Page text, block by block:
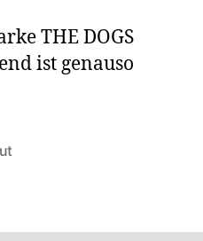
THE DOGS
ist genauso